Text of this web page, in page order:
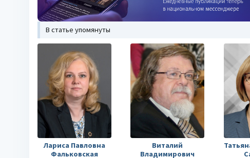
В статье упомянуты
Лариса Павловна
Фальковская
Виталий
Владимирович